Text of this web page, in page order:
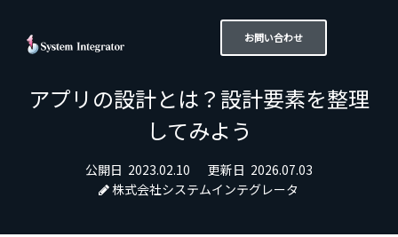
お問い合わせ
アプリの設計とは？設計要素を整理
してみよう
公開日 2023.02.10 更新日 2026.07.03
株式会社システムインテグレータ